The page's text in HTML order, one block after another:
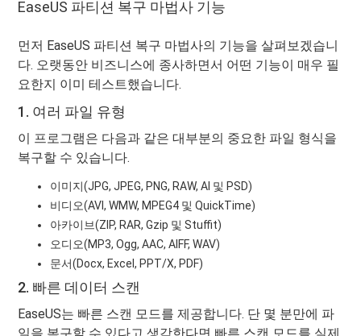
EaseUS 파티션 복구 마법사 기능
먼저 EaseUS 파티션 복구 마법사의 기능을 살펴보겠습니
다. 오랫동안 비즈니스에 종사하면서 어떤 기능이 매우 필
요한지 이미 테스트했습니다.
1. 여러 파일 유형
이 프로그램은 다음과 같은 대부분의 중요한 파일 형식을
복구할 수 있습니다.
이미지(JPG, JPEG, PNG, RAW, AI 및 PSD)
비디오(AVI, WMW, MPEG4 및 QuickTime)
아카이브(ZIP, RAR, Gzip 및 Stuffit)
오디오(MP3, Ogg, AAC, AIFF, WAV)
문서(Docx, Excel, PPT/X, PDF)
2. 빠른 데이터 스캔
EaseUS는 빠른 스캔 모드를 제공합니다. 단 몇 분만에 파